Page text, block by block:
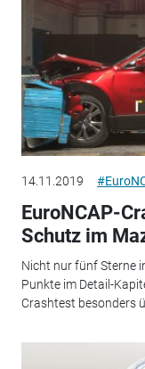
14.11.2019
EuroNCAP-
Schutz im
Nicht nur fünf Sterne
Punkte im Detail-
Crashtest besonders